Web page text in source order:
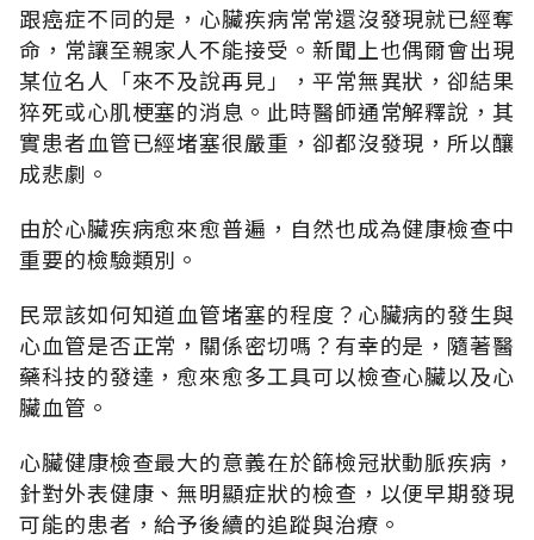
跟癌症不同的是，心臟疾病常常還沒發現就已經奪
命，常讓至親家人不能接受。新聞上也偶爾會出現
某位名人「來不及說再見」，平常無異狀，卻結果
猝死或心肌梗塞的消息。此時醫師通常解釋說，其
實患者血管已經堵塞很嚴重，卻都沒發現，所以釀
成悲劇。
由於心臟疾病愈來愈普遍，自然也成為健康檢查中
重要的檢驗類別。
民眾該如何知道血管堵塞的程度？心臟病的發生與
心血管是否正常，關係密切嗎？有幸的是，隨著醫
藥科技的發達，愈來愈多工具可以檢查心臟以及心
臟血管。
心臟健康檢查最大的意義在於篩檢冠狀動脈疾病，
針對外表健康、無明顯症狀的檢查，以便早期發現
可能的患者，給予後續的追蹤與治療。